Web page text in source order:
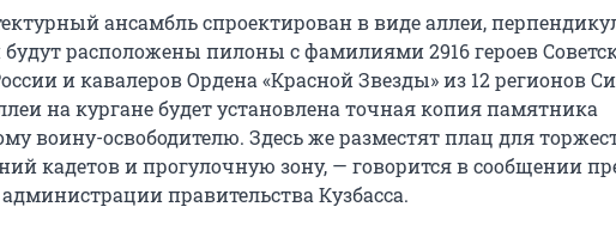
ансамбль спроектирован в виде аллеи,
будут расположены пилоны с фамилиями 2916 героев
и кавалеров Ордена «Красной Звезды» из 12 регионов
на кургане будет установлена точная копия памятника
воину-освободителю. Здесь же разместят плац для
кадетов и прогулочную зону, — говорится в сообщении
правительства Кузбасса.